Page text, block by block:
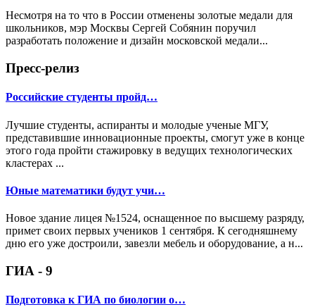
Несмотря на то что в России отменены золотые медали для
школьников, мэр Москвы Сергей Собянин поручил
разработать положение и дизайн московской медали...
Пресс-релиз
Российские студенты пройд…
Лучшие студенты, аспиранты и молодые ученые МГУ,
представившие инновационные проекты, смогут уже в конце
этого года пройти стажировку в ведущих технологических
кластерах ...
Юные математики будут учи…
Новое здание лицея №1524, оснащенное по высшему разряду,
примет своих первых учеников 1 сентября. К сегодняшнему
дню его уже достроили, завезли мебель и оборудование, а н...
ГИА - 9
Подготовка к ГИА по биологии о…